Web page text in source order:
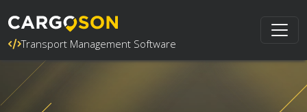
Transport Management Software